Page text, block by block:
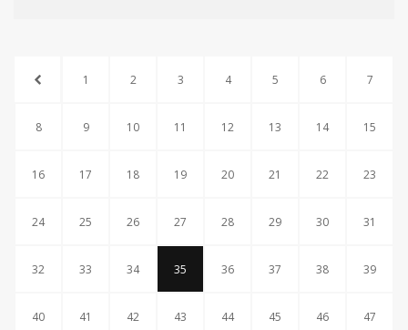
1 2 3 4 5 6 7
8 9 10 11 12 13 14 15
16 17 18 19 20 21 22 23
24 25 26 27 28 29 30 31
32 33 34 35 36 37 38 39
40 41 42 43 44 45 46 47